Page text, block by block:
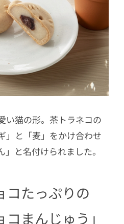
い猫の形。茶トラネコの
」と「麦」をかけ合わせ
と名付けられました。
たっぷりの
コまんじゅう」